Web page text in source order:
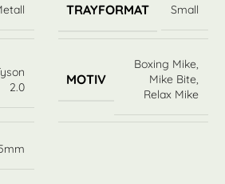
TRAYFORMAT Small
2.0
MOTIV
Boxing Mike,
Mike Bite,
Relax Mike